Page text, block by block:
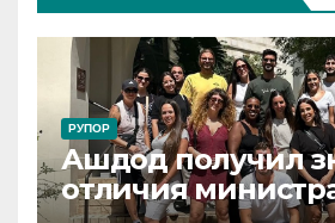
РУПОР
Ашдод получил
отличия